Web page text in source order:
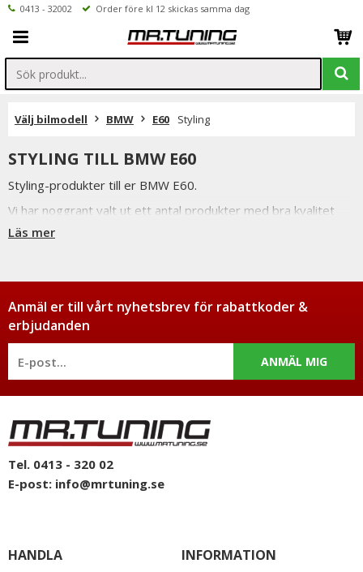
0413 - 32002 Order före kl 12 skickas samma dag
Välj bilmodell BMW E60 Styling
STYLING TILL BMW E60
Styling-produkter till er BMW E60.
Vi har noggrant valt ut ett antal produkter med bra kvalitet
och passform för att bibehålla den höga standard en BMW
original infästningar för enkel montering.
Läs mer
Anmäl er till vårt nyhetsbrev för rabattkoder &
erbjudanden
ANMÄL MIG
Tel. 0413 - 320 02
E-post: info@mrtuning.se
HANDLA INFORMATION